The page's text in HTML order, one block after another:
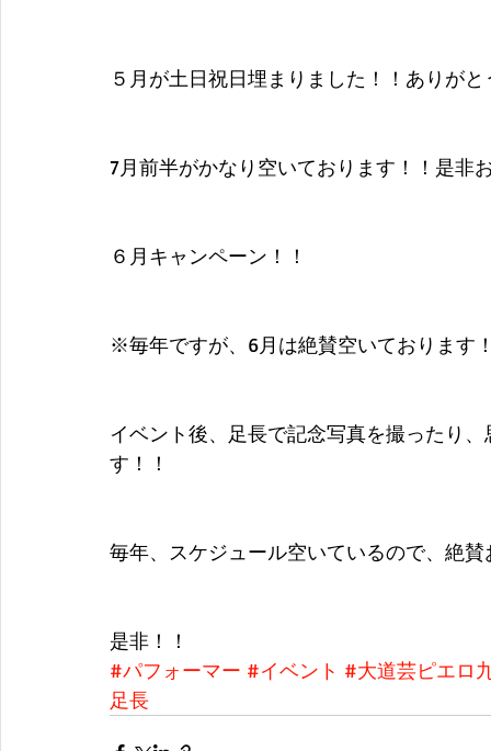
５月が土日祝日埋まりました！！ありが
7月前半がかなり空いております！！是非
６月キャンペーン！！
※毎年ですが、6月は絶賛空いております
イベント後、足長で記念写真を撮ったり
す！！
毎年、スケジュール空いているので、絶
是非！！
#パフォーマー #イベント #大道芸ピエロ
足長